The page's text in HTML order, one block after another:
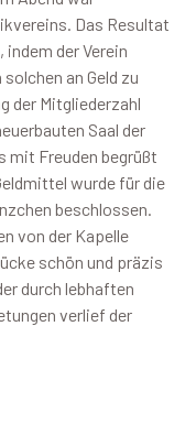
Das Resultat
der Verein
an Geld zu
der Mitgliederzahl
Saal der
mit Freuden begrüßt
wurde für die
beschlossen.
von der Kapelle
schön und präzis
durch lebhaften
verlief der